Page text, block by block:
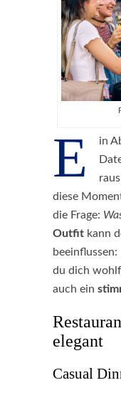
E
in
diese
die Frage:
Outfit kann
du dich
auch ein
elegant
Casual